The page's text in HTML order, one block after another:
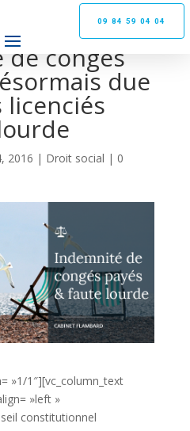
09 84 59 04 04
de congés
due
licenciés
2016 | Droit social | 0
»1/1″][vc_column_text
»left »
constitutionnel